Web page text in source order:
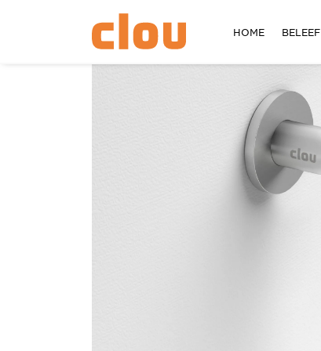
HOME BELEEF